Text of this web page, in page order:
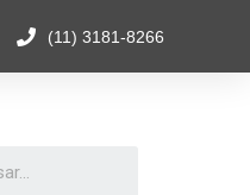
(11) 3181-8266